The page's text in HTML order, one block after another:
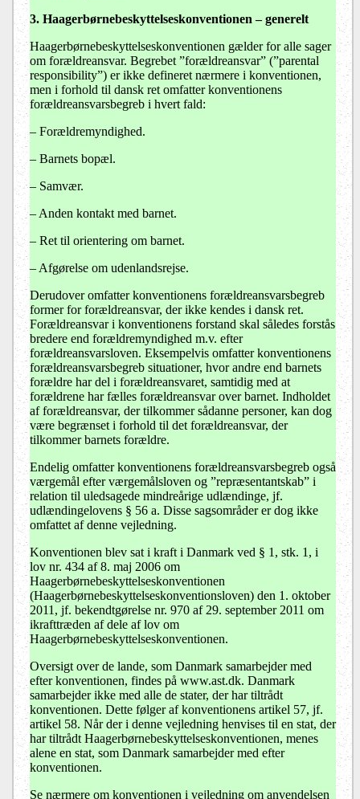
3. Haagerbørnebeskyttelseskonventionen – generelt
Haagerbørnebeskyttelseskonventionen gælder for alle sager
om forældreansvar. Begrebet ”forældreansvar” (”parental
responsibility”) er ikke defineret nærmere i konventionen,
men i forhold til dansk ret omfatter konventionens
forældreansvarsbegreb i hvert fald:
– Forældremyndighed.
– Barnets bopæl.
– Samvær.
– Anden kontakt med barnet.
– Ret til orientering om barnet.
– Afgørelse om udenlandsrejse.
Derudover omfatter konventionens forældreansvarsbegreb
former for forældreansvar, der ikke kendes i dansk ret.
Forældreansvar i konventionens forstand skal således forstås
bredere end forældremyndighed m.v. efter
forældreansvarsloven. Eksempelvis omfatter konventionens
forældreansvarsbegreb situationer, hvor andre end barnets
forældre har del i forældreansvaret, samtidig med at
forældrene har fælles forældreansvar over barnet. Indholdet
af forældreansvar, der tilkommer sådanne personer, kan dog
være begrænset i forhold til det forældreansvar, der
tilkommer barnets forældre.
Endelig omfatter konventionens forældreansvarsbegreb også
værgemål efter værgemålsloven og ”repræsentantskab” i
relation til uledsagede mindreårige udlændinge, jf.
udlændingelovens § 56 a. Disse sagsområder er dog ikke
omfattet af denne vejledning.
Konventionen blev sat i kraft i Danmark ved § 1, stk. 1, i
lov nr. 434 af 8. maj 2006 om
Haagerbørnebeskyttelseskonventionen
(Haagerbørnebeskyttelseskonventionsloven) den 1. oktober
2011, jf. bekendtgørelse nr. 970 af 29. september 2011 om
ikrafttræden af dele af lov om
Haagerbørnebeskyttelseskonventionen.
Oversigt over de lande, som Danmark samarbejder med
efter konventionen, findes på www.ast.dk. Danmark
samarbejder ikke med alle de stater, der har tiltrådt
konventionen. Dette følger af konventionens artikel 57, jf.
artikel 58. Når der i denne vejledning henvises til en stat, der
har tiltrådt Haagerbørnebeskyttelseskonventionen, menes
alene en stat, som Danmark samarbejder med efter
konventionen.
Se nærmere om konventionen i vejledning om anvendelsen